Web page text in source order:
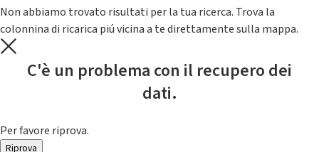
Non abbiamo trovato risultati per la tua ricerca. Trova la
colonnina di ricarica piú vicina a te direttamente sulla mappa.
C'è un problema con il recupero dei
dati.
Per favore riprova.
Riprova